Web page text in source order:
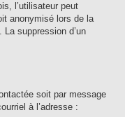
l’utilisateur peut
anonymisé lors de la
suppression d’un
soit par message
à l’adresse :